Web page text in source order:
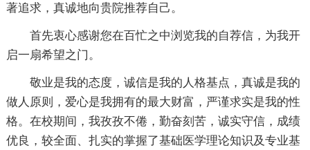
著追求，真诚地向贵院推荐自己。
首先衷心感谢您在百忙之中浏览我的自荐信，为我开
启一扇希望之门。
敬业是我的态度，诚信是我的人格基点，真诚是我的
做人原则，爱心是我拥有的最大财富，严谨求实是我的性
格。在校期间，我孜孜不倦，勤奋刻苦，诚实守信，成绩
优良，较全面、扎实的掌握了基础医学理论知识及专业基